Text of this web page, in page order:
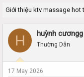
e
s
t
r
t
r
a
t
Giới thiệu ktv massage hot
H huỳnh cươngg
Thường Dân
17 May 2026